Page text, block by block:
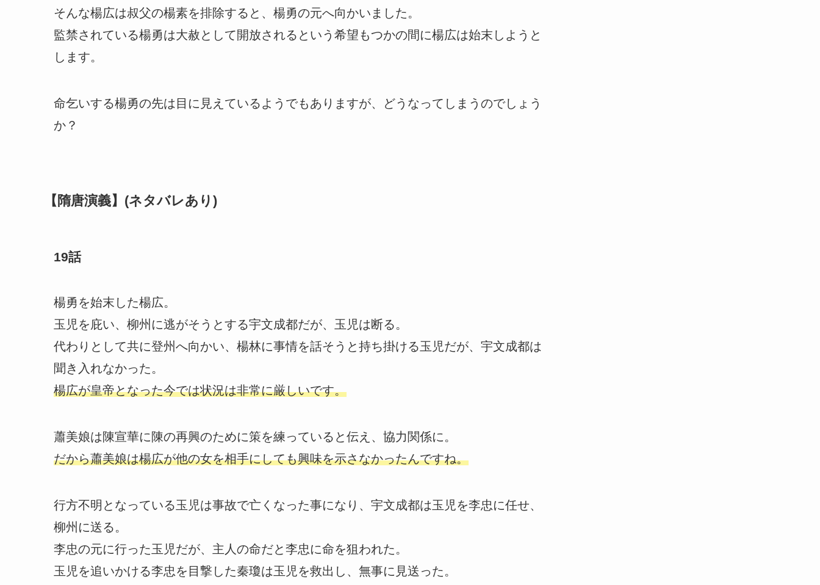
そんな楊広は叔父の楊素を排除すると、楊勇の元へ向かいました。
監禁されている楊勇は大赦として開放されるという希望もつかの間に楊広は始末しようと
します。
命乞いする楊勇の先は目に見えているようでもありますが、どうなってしまうのでしょう
か？
【隋唐演義】(ネタバレあり)
19話
楊勇を始末した楊広。
玉児を庇い、柳州に逃がそうとする宇文成都だが、玉児は断る。
代わりとして共に登州へ向かい、楊林に事情を話そうと持ち掛ける玉児だが、宇文成都は
聞き入れなかった。
楊広が皇帝となった今では状況は非常に厳しいです。
蕭美娘は陳宣華に陳の再興のために策を練っていると伝え、協力関係に。
だから蕭美娘は楊広が他の女を相手にしても興味を示さなかったんですね。
行方不明となっている玉児は事故で亡くなった事になり、宇文成都は玉児を李忠に任せ、
柳州に送る。
李忠の元に行った玉児だが、主人の命だと李忠に命を狙われた。
玉児を追いかける李忠を目撃した秦瓊は玉児を救出し、無事に見送った。